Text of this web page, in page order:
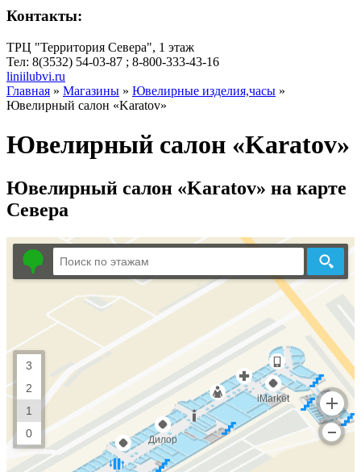
Контакты:
ТРЦ "Территория Севера", 1 этаж
Тел: 8(3532) 54-03-87 ; 8-800-333-43-16
liniilubvi.ru
Главная » Магазины » Ювелирные изделия,часы »
Ювелирный салон «Karatov»
Ювелирный салон «Karatov»
Ювелирный салон «Karatov» на карте
Севера